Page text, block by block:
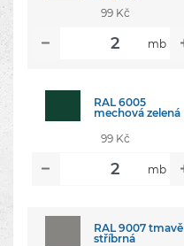
99 Kč
mb
RAL 6005
mechová zelená
99 Kč
mb
RAL 9007 tmavě
stříbrná